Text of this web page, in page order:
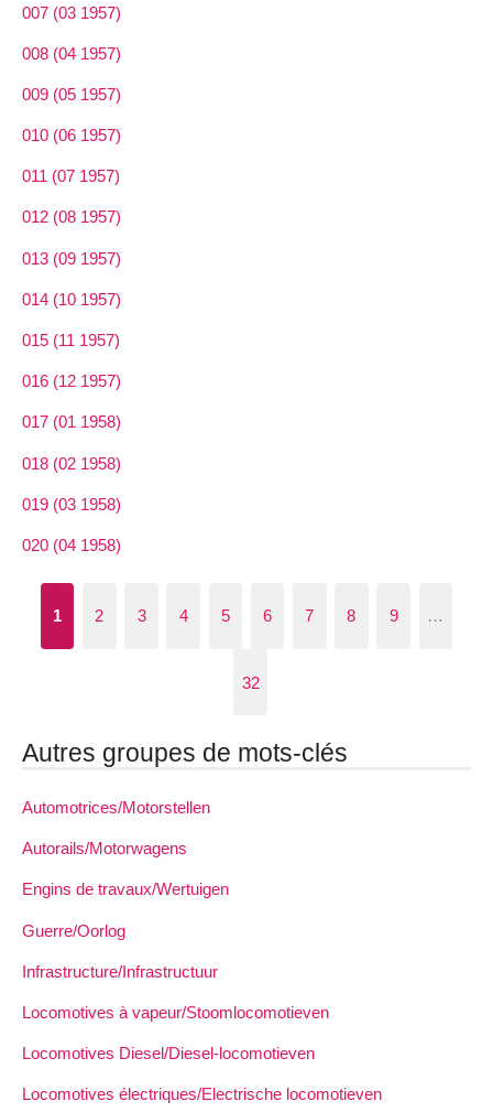
007 (03 1957)
008 (04 1957)
009 (05 1957)
010 (06 1957)
011 (07 1957)
012 (08 1957)
013 (09 1957)
014 (10 1957)
015 (11 1957)
016 (12 1957)
017 (01 1958)
018 (02 1958)
019 (03 1958)
020 (04 1958)
1 2 3 4 5 6 7 8 9 …
32
Autres groupes de mots-clés
Automotrices/Motorstellen
Autorails/Motorwagens
Engins de travaux/Wertuigen
Guerre/Oorlog
Infrastructure/Infrastructuur
Locomotives à vapeur/Stoomlocomotieven
Locomotives Diesel/Diesel-locomotieven
Locomotives électriques/Electrische locomotieven